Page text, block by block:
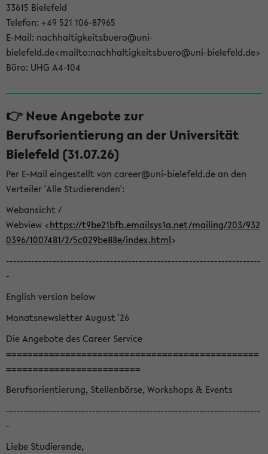
33615 Bielefeld
Telefon: +49 521 106-87965
E-Mail: nachhaltigkeitsbuero@uni-
bielefeld.de<mailto:nachhaltigkeitsbuero@uni-bielefeld.de>
Büro: UHG A4-104
👉 Neue Angebote zur
Berufsorientierung an der Universität
Bielefeld (31.07.26)
Per E-Mail eingestellt von career@uni-bielefeld.de an den
Verteiler 'Alle Studierenden':
Webansicht /
Webview <https://t9be21bfb.emailsys1a.net/mailing/203/932
0396/1007481/2/5c029be88e/index.html>
-----------------------------------------------------------------------
-
English version below
Monatsnewsletter August '26
Die Angebote des Career Service
===============================================
=========================
Berufsorientierung, Stellenbörse, Workshops & Events
-----------------------------------------------------------------------
-
Liebe Studierende,